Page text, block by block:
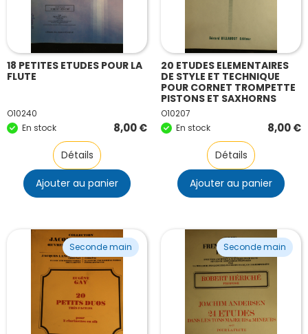
18 PETITES ETUDES POUR LA
FLUTE
O10240
En stock
8,00€
Détails
Ajouter au panier
20 ETUDES ELEMENTAIRES
DE STYLE ET TECHNIQUE
POUR CORNET TROMPETTE
PISTONS ET SAXHORNS
O10207
En stock
8,00€
Détails
Ajouter au panier
Seconde main Seconde main